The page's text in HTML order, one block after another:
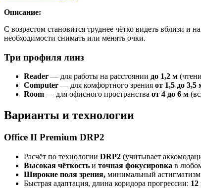
Описание:
С возрастом становится труднее чётко видеть вблизи
необходимости снимать или менять очки.
Три профиля линз
Reader — для работы на расстоянии до 1,2 м
Computer — для комфортного зрения от 1,5 до 3,5
Room — для офисного пространства от 4 до 6 м
Варианты и технологии
Office II Premium DRP2
Расчёт по технологии DRP2 (учитывает
Высокая чёткость и точная фокусировка в
Широкие поля зрения, минимальный
Быстрая адаптация, длина коридора прогрессии: